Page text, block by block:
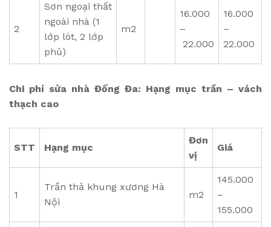
2
Sơn ngoại thất
ngoài nhà (1
lớp lót, 2 lớp
phủ)
m2
16.000
–
22.000
16.000
–
22.000
Chi phí sửa nhà Đống Đa: Hạng mục trần – vách
thạch cao
STT Hạng mục
Đơn
vị
Giá
1
Trần thả khung xương Hà
Nội
m2
145.000
–
155.000